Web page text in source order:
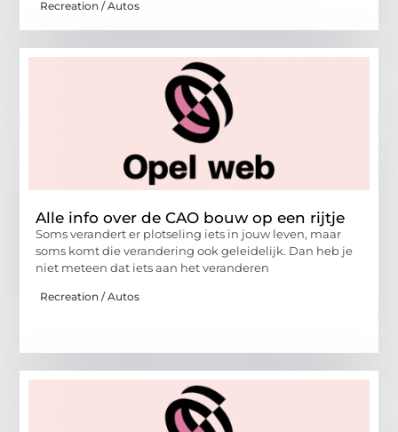
Recreation / Autos
Alle info over de CAO bouw op een rijtje
Soms verandert er plotseling iets in jouw leven, maar
soms komt die verandering ook geleidelijk. Dan heb je
niet meteen dat iets aan het veranderen
Recreation / Autos